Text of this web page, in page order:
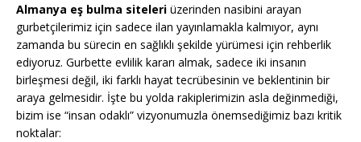
Almanya eş bulma siteleri üzerinden nasibini arayan
gurbetçilerimiz için sadece ilan yayınlamakla kalmıyor, aynı
zamanda bu sürecin en sağlıklı şekilde yürümesi için rehberlik
ediyoruz. Gurbette evlilik kararı almak, sadece iki insanın
birleşmesi değil, iki farklı hayat tecrübesinin ve beklentinin bir
araya gelmesidir. İşte bu yolda rakiplerimizin asla değinmediği,
bizim ise “insan odaklı” vizyonumuzla önemsediğimiz bazı kritik
noktalar: